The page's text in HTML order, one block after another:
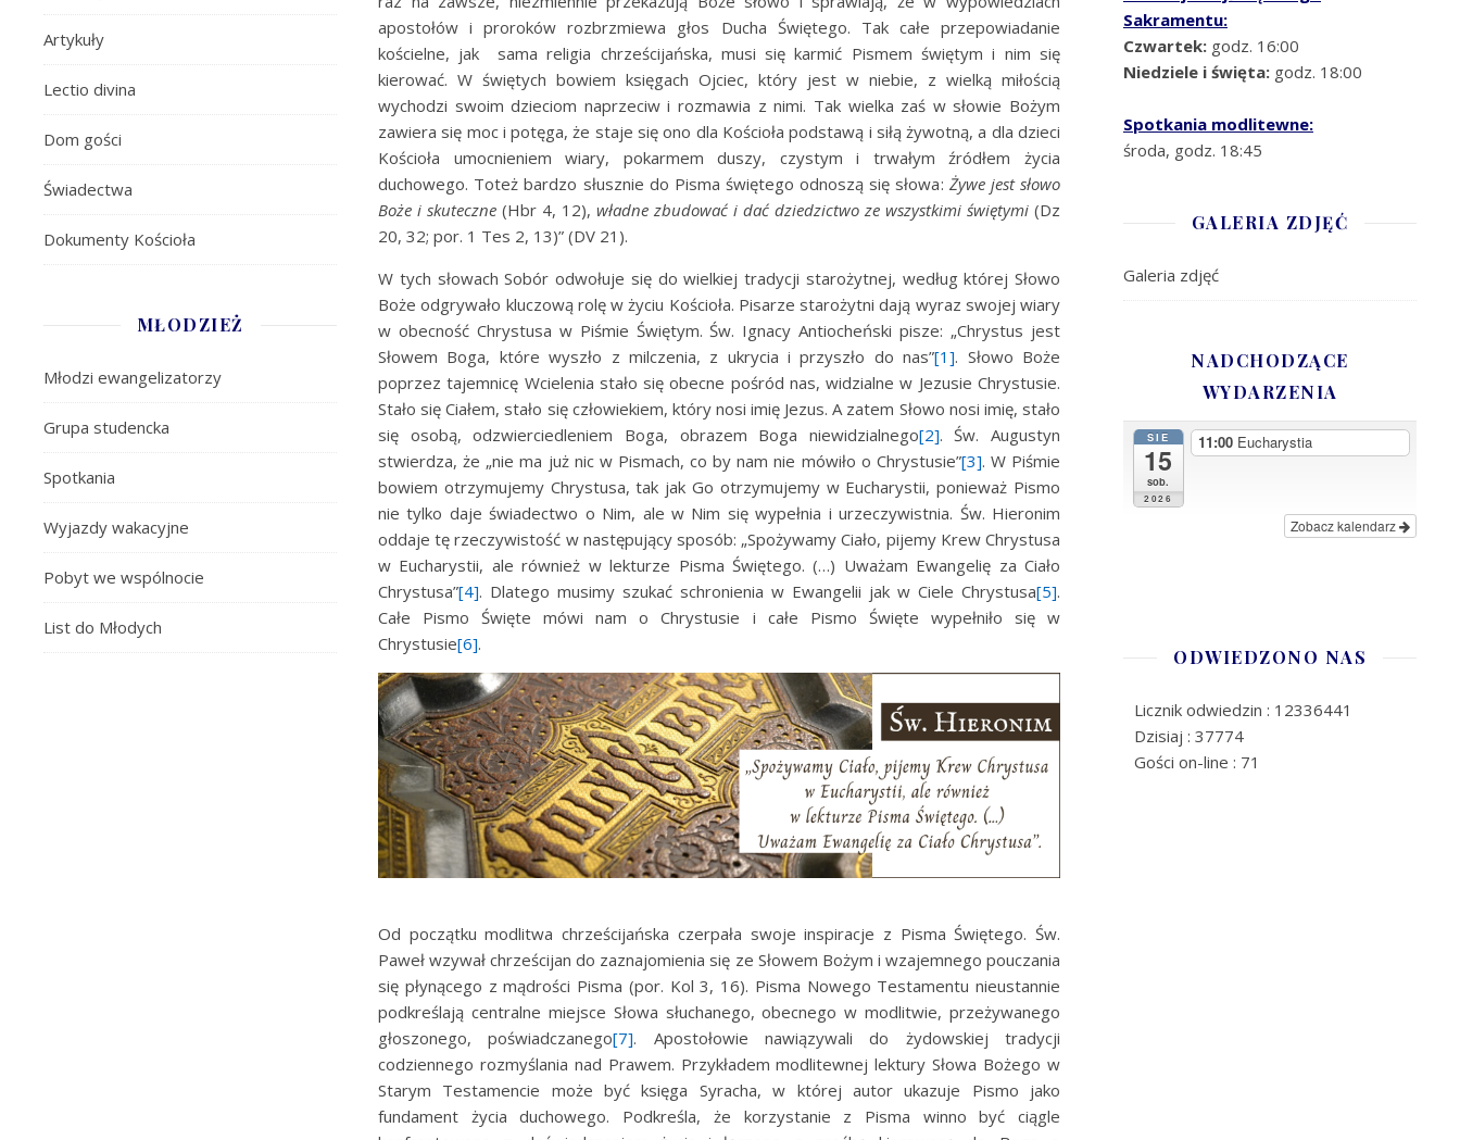
Artykuły
Lectio divina
Dom gości
Świadectwa
Dokumenty Kościoła
MŁODZIEŻ
Młodzi ewangelizatorzy
Grupa studencka
Spotkania
Wyjazdy wakacyjne
Pobyt we wspólnocie
List do Młodych
apostołów i proroków rozbrzmiewa głos Ducha Świętego. Tak całe przepowiadanie
kościelne, jak sama religia chrześcijańska, musi się karmić Pismem świętym i nim się
kierować. W świętych bowiem księgach Ojciec, który jest w niebie, z wielką miłością
wychodzi swoim dzieciom naprzeciw i rozmawia z nimi. Tak wielka zaś w słowie Bożym
zawiera się moc i potęga, że staje się ono dla Kościoła podstawą i siłą żywotną, a dla dzieci
Kościoła umocnieniem wiary, pokarmem duszy, czystym i trwałym źródłem życia
duchowego. Toteż bardzo słusznie do Pisma świętego odnoszą się słowa: Żywe jest słowo
Boże i skuteczne (Hbr 4, 12), władne zbudować i dać dziedzictwo ze wszystkimi świętymi (Dz
20, 32; por. 1 Tes 2, 13)” (DV 21).
W tych słowach Sobór odwołuje się do wielkiej tradycji starożytnej, według której Słowo
Boże odgrywało kluczową rolę w życiu Kościoła. Pisarze starożytni dają wyraz swojej wiary
w obecność Chrystusa w Piśmie Świętym. Św. Ignacy Antiocheński pisze: „Chrystus jest
Słowem Boga, które wyszło z milczenia, z ukrycia i przyszło do nas”[1]. Słowo Boże
poprzez tajemnicę Wcielenia stało się obecne pośród nas, widzialne w Jezusie Chrystusie.
Stało się Ciałem, stało się człowiekiem, który nosi imię Jezus. A zatem Słowo nosi imię, stało
się osobą, odzwierciedleniem Boga, obrazem Boga niewidzialnego[2]. Św. Augustyn
stwierdza, że „nie ma już nic w Pismach, co by nam nie mówiło o Chrystusie”[3]. W Piśmie
bowiem otrzymujemy Chrystusa, tak jak Go otrzymujemy w Eucharystii, ponieważ Pismo
nie tylko daje świadectwo o Nim, ale w Nim się wypełnia i urzeczywistnia. Św. Hieronim
oddaje tę rzeczywistość w następujący sposób: „Spożywamy Ciało, pijemy Krew Chrystusa
w Eucharystii, ale również w lekturze Pisma Świętego. (…) Uważam Ewangelię za Ciało
Chrystusa”[4]. Dlatego musimy szukać schronienia w Ewangelii jak w Ciele Chrystusa[5].
Całe Pismo Święte mówi nam o Chrystusie i całe Pismo Święte wypełniło się w
Chrystusie[6].
Od początku modlitwa chrześcijańska czerpała swoje inspiracje z Pisma Świętego. Św.
Paweł wzywał chrześcijan do zaznajomienia się ze Słowem Bożym i wzajemnego pouczania
się płynącego z mądrości Pisma (por. Kol 3, 16). Pisma Nowego Testamentu nieustannie
podkreślają centralne miejsce Słowa słuchanego, obecnego w modlitwie, przeżywanego
głoszonego, poświadczanego[7]. Apostołowie nawiązywali do żydowskiej tradycji
codziennego rozmyślania nad Prawem. Przykładem modlitewnej lektury Słowa Bożego w
Starym Testamencie może być księga Syracha, w której autor ukazuje Pismo jako
fundament życia duchowego. Podkreśla, że korzystanie z Pisma winno być ciągle
Sakramentu:
Czwartek: godz. 16:00
Niedziele i święta: godz. 18:00
Spotkania modlitewne:
środa, godz. 18:45
GALERIA ZDJĘĆ
Galeria zdjęć
NADCHODZĄCE
WYDARZENIA
SIE
15
sob.
2026
11:00 Eucharystia
Zobacz kalendarz
ODWIEDZONO NAS
Licznik odwiedzin : 12336441
Dzisiaj : 37774
Gości on-line : 71